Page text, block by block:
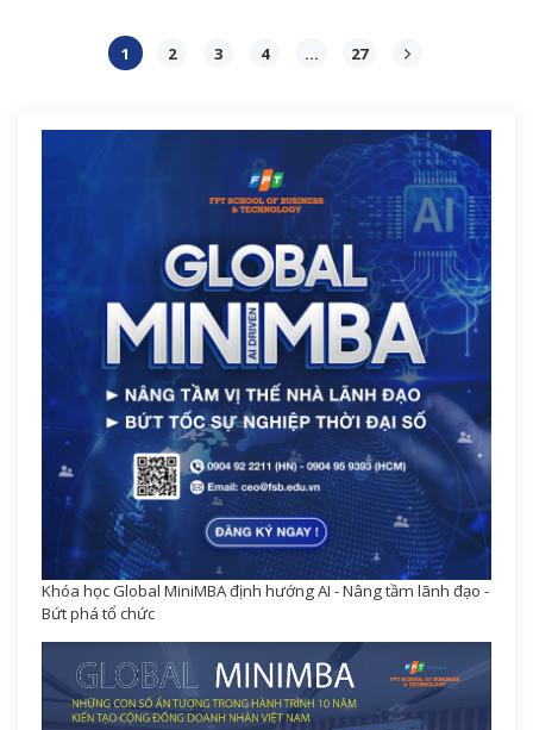
1 2 3 4 … 27
Khóa học Global MiniMBA định hướng AI - Nâng tầm lãnh đạo -
Bứt phá tổ chức